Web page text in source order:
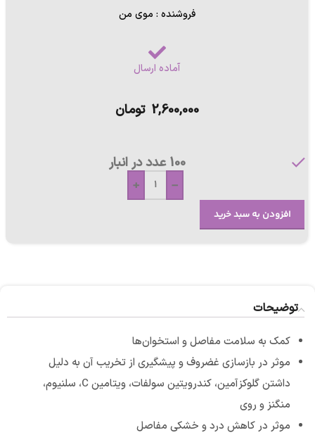
فروشنده : موی من
آماده ارسال
2,600,000 تومان
100 عدد در انبار
-
+
افزودن به سبد خرید
توضیحات
کمک به سلامت مفاصل و استخوان‌ها
موثر در بازسازی غضروف و پیشگیری از تخریب آن به دلیل
داشتن گلوکزآمین، کندرویتین سولفات، ویتامین C، سلنیوم،
منگنز و روی
موثر در کاهش درد و خشکی مفاصل